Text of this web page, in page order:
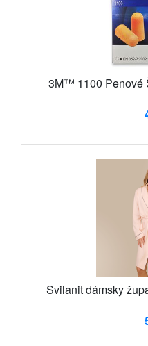
3M™ 1100 Penové
Svilanit dámsky